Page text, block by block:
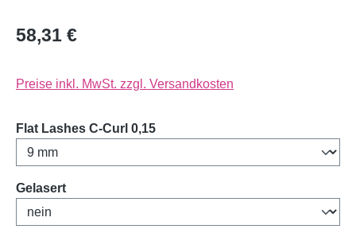
58,31 €
Preise inkl. MwSt. zzgl. Versandkosten
Flat Lashes C-Curl 0,15auswählen
Gelasertauswählen